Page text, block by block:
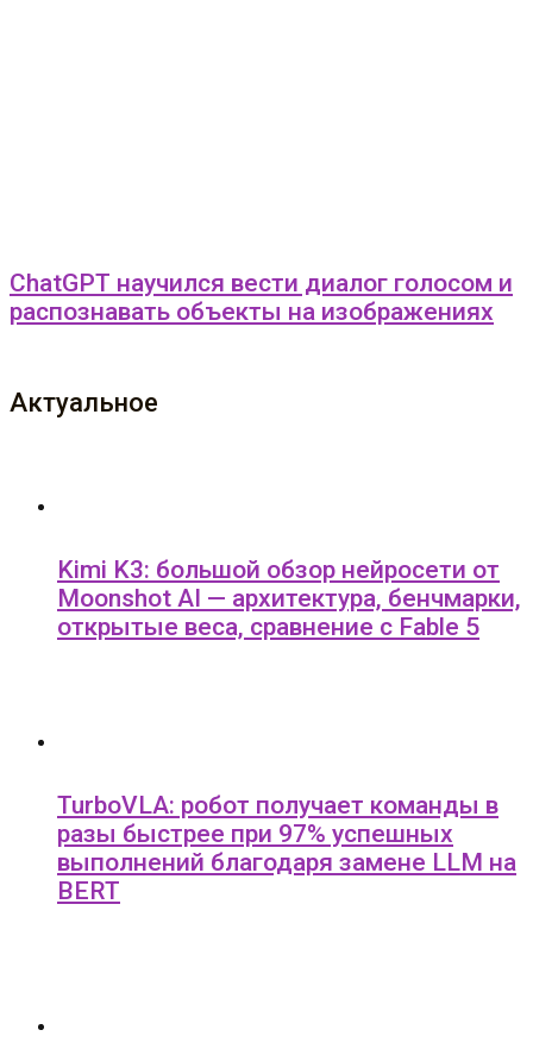
ChatGPT научился вести диалог голосом и
распознавать объекты на изображениях
Актуальное
Kimi K3: большой обзор нейросети от
Moonshot AI — архитектура, бенчмарки,
открытые веса, сравнение с Fable 5
TurboVLA: робот получает команды в
разы быстрее при 97% успешных
выполнений благодаря замене LLM на
BERT